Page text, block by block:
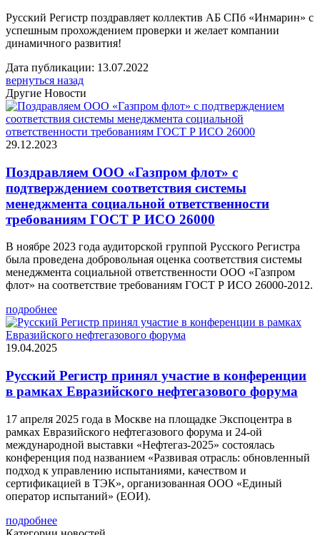
Русский Регистр поздравляет коллектив АБ СПб «Инмарин» с
успешным прохождением проверки и желает компании
динамичного развития!
Дата публикации: 13.07.2022
вернуться назад
Другие Новости
29.12.2023
Поздравляем ООО «Газпром флот» с
подтверждением соответствия системы
менеджмента социальной ответственности
требованиям ГОСТ Р ИСО 26000
В ноябре 2023 года аудиторской группой Русского Регистра
была проведена добровольная оценка соответствия системы
менеджмента социальной ответственности ООО «Газпром
флот» на соответствие требованиям ГОСТ Р ИСО 26000-2012.
подробнее
19.04.2025
Русский Регистр принял участие в конференции
в рамках Евразийского нефтегазового форума
17 апреля 2025 года в Москве на площадке Экспоцентра в
рамках Евразийского нефтегазового форума и 24-ой
международной выставки «Нефтегаз-2025» состоялась
конференция под названием «Развивая отрасль: обновленный
подход к управлению испытаниями, качеством и
сертификацией в ТЭК», организованная ООО «Единый
оператор испытаний» (ЕОИ).
подробнее